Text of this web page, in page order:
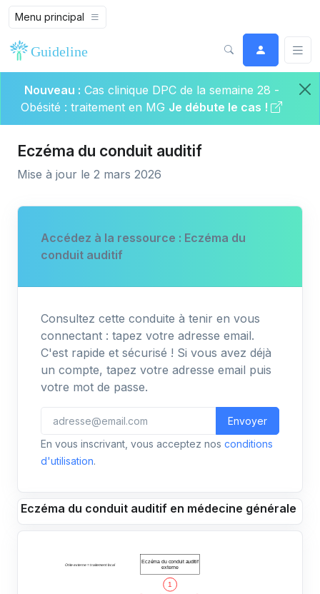
Menu principal
Nouveau : Cas clinique DPC de la semaine 28 -
Obésité : traitement en MG Je débute le cas !
Eczéma du conduit auditif
Mise à jour le 2 mars 2026
Accédez à la ressource : Eczéma du
conduit auditif
Consultez cette conduite à tenir en vous
connectant : tapez votre adresse email.
C'est rapide et sécurisé ! Si vous avez déjà
un compte, tapez votre adresse email puis
votre mot de passe.
Envoyer
En vous inscrivant, vous acceptez nos conditions
d'utilisation.
Eczéma du conduit auditif en médecine générale